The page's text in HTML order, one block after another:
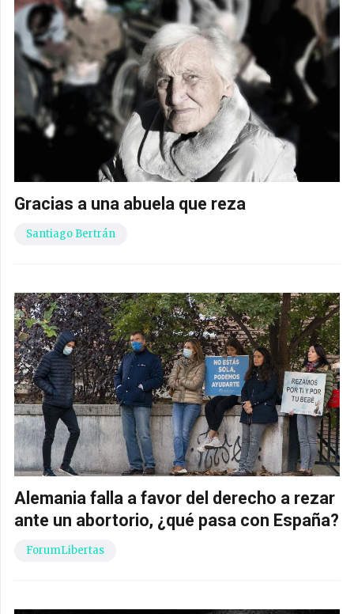
Gracias a una abuela que reza
Santiago Bertrán
Alemania falla a favor del derecho a rezar
ante un abortorio, ¿qué pasa con España?
ForumLibertas